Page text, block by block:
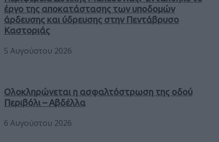
έργο της αποκατάστασης των υποδομών
άρδευσης και ύδρευσης στην Πεντάβρυσο
Καστοριάς
5 Αυγούστου 2026
Ολοκληρώνεται η ασφαλτόστρωση της οδού
Περιβόλι – Αβδέλλα
6 Αυγούστου 2026